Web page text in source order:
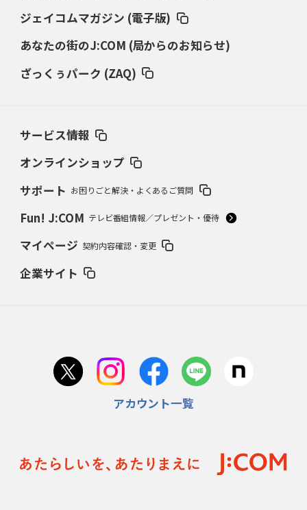
ジェイコムマガジン (電子版)
あなたの街のJ:COM (局からのお知らせ)
ざっくぅパーク (ZAQ)
サービス情報
オンラインショップ
サポート お困りごと解決・よくあるご質問
Fun! J:COM テレビ番組情報／プレゼント・優待
マイページ 契約内容確認・変更
企業サイト
アカウント一覧